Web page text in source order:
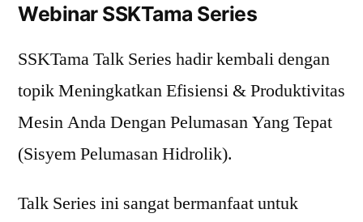
Webinar SSKTama Series
SSKTama Talk Series hadir kembali dengan
topik Meningkatkan Efisiensi & Produktivitas
Mesin Anda Dengan Pelumasan Yang Tepat
(Sisyem Pelumasan Hidrolik).
Talk Series ini sangat bermanfaat untuk